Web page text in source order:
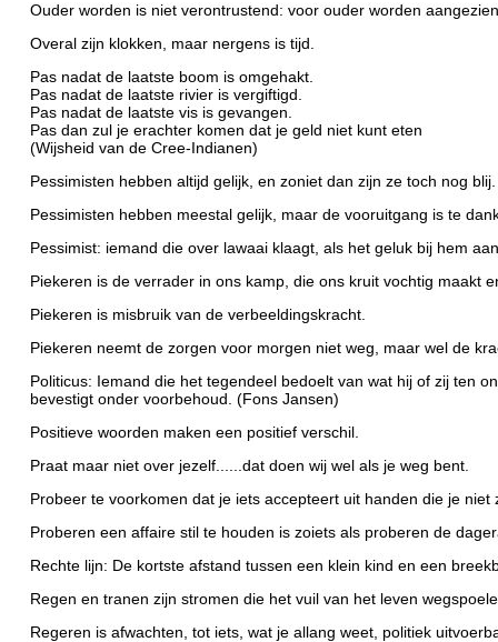
Ouder worden is niet verontrustend: voor ouder worden
Overal zijn klokken, maar nergens is tijd.
Pas nadat de laatste boom is omgehakt.
Pas nadat de laatste rivier is vergiftigd.
Pas nadat de laatste vis is gevangen.
Pas dan zul je erachter komen dat je geld niet kunt eten
(Wijsheid van de Cree-Indianen)
Pessimisten hebben altijd gelijk, en zoniet dan zijn ze toch nog blij.
Pessimisten hebben meestal gelijk, maar de vooruitgang is te
Pessimist: iemand die over lawaai klaagt, als het geluk bij hem
Piekeren is de verrader in ons kamp, die ons kruit vochtig maakt
Piekeren is misbruik van de verbeeldingskracht.
Piekeren neemt de zorgen voor morgen niet weg, maar wel de
Politicus: Iemand die het tegendeel bedoelt van wat hij of zij ten
bevestigt onder voorbehoud. (Fons Jansen)
Positieve woorden maken een positief verschil.
Praat maar niet over jezelf......dat doen wij wel als je weg bent.
Probeer te voorkomen dat je iets accepteert uit handen die je
Proberen een affaire stil te houden is zoiets als proberen de
Rechte lijn: De kortste afstand tussen een klein kind en een
Regen en tranen zijn stromen die het vuil van het leven
Regeren is afwachten, tot iets, wat je allang weet, politiek